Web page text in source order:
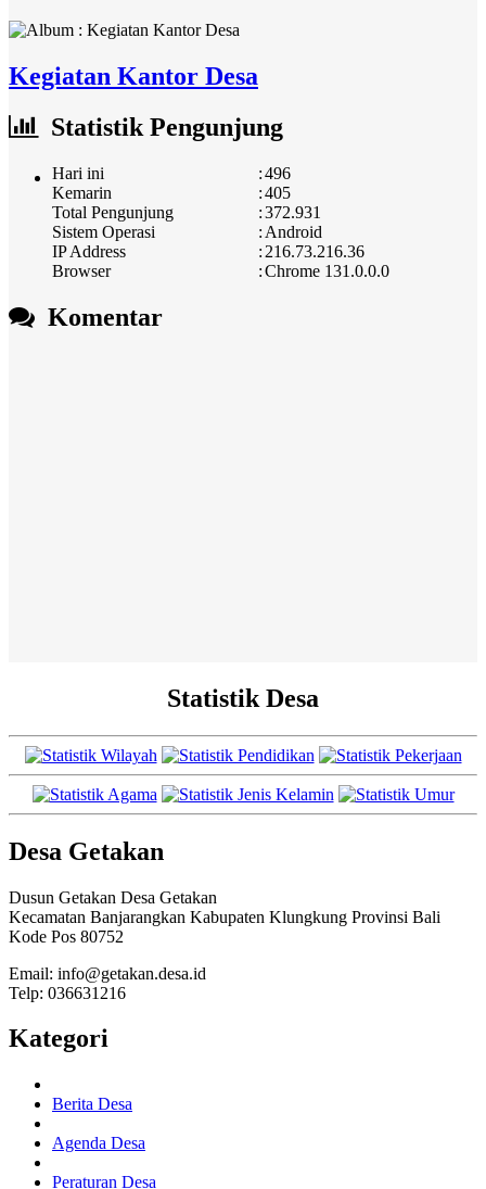
Kegiatan Kantor Desa
Statistik Pengunjung
Hari ini :496
Kemarin
:405
Total Pengunjung
:372.931
Sistem Operasi
: Android
IP Address
: 216.73.216.36
Browser
:Chrome 131.0.0.0
Komentar
Statistik Desa
Desa Getakan
Dusun Getakan Desa Getakan
Kecamatan Banjarangkan Kabupaten Klungkung Provinsi Bali
Kode Pos 80752
Email: info@getakan.desa.id
Telp: 036631216
Kategori
Berita Desa
Agenda Desa
Peraturan Desa